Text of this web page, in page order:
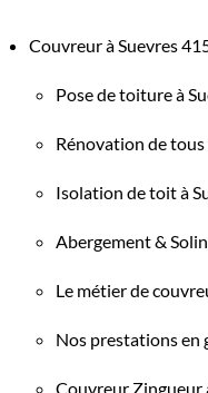
Couvreur à Suevres
Pose de toiture à
Rénovation de
Isolation de toit à
Abergement &
Le métier de
Nos prestations en
Couvreur Zingueur